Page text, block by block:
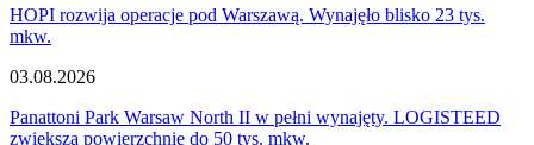
HOPI rozwija operacje pod Warszawą. Wynajęło blisko 23 tys.
mkw.
03.08.2026
Panattoni Park Warsaw North II w pełni wynajęty. LOGISTEED
zwiększa powierzchnię do 50 tys. mkw.